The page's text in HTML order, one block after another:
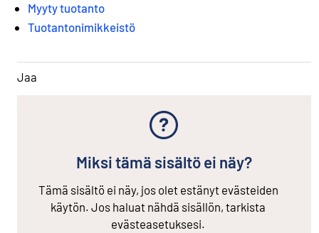
Myyty tuotanto
Tuotantonimikkeistö
Jaa
Miksi tämä sisältö ei näy?
Tämä sisältö ei näy, jos olet estänyt evästeiden
käytön. Jos haluat nähdä sisällön, tarkista
evästeasetuksesi.